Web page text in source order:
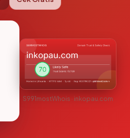
S991mostWhois · inkopau.com